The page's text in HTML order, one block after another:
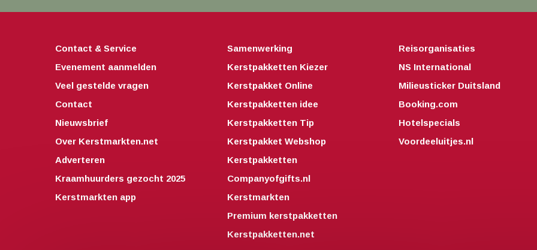
Contact & Service
Evenement aanmelden
Veel gestelde vragen
Contact
Nieuwsbrief
Over Kerstmarkten.net
Adverteren
Kraamhuurders gezocht 2025
Kerstmarkten app
Samenwerking
Kerstpakketten Kiezer
Kerstpakket Online
Kerstpakketten idee
Kerstpakketten Tip
Kerstpakket Webshop
Kerstpakketten
Companyofgifts.nl
Kerstmarkten
Premium kerstpakketten
Kerstpakketten.net
Reisorganisaties
NS International
Milieusticker Duitsland
Booking.com
Hotelspecials
Voordeeluitjes.nl